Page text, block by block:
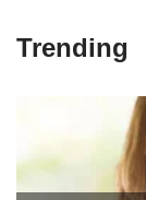
Trending